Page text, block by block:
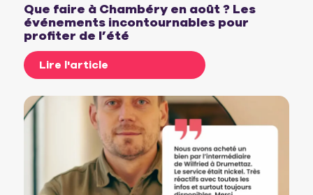
Que faire à Chambéry en août ? Les
événements incontournables pour
profiter de l’été
Lire l'article